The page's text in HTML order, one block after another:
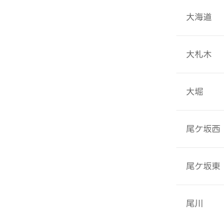
大海道
大札木
大堀
尾ケ坂西
尾ケ坂東
尾川